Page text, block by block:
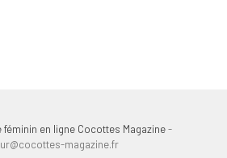
féminin en ligne Cocottes Magazine-
magazine.fr